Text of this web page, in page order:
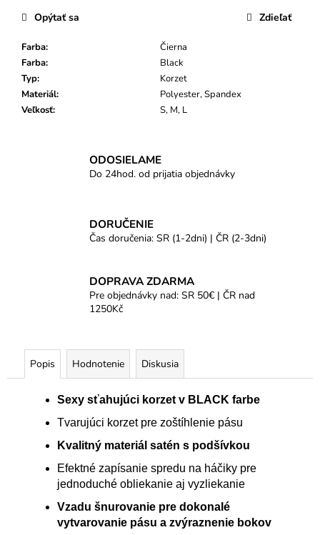
Farba:
Čierna
Farba:
Black
Typ:
Korzet
Materiál:
Polyester, Spandex
Veľkosť: S, M, L
Opýtať sa Zdieľať
ODOSIELAME
Do 24hod. od prijatia objednávky
DORUČENIE
Čas doručenia: SR (1-2dni) | ČR (2-3dni)
DOPRAVA ZDARMA
Pre objednávky nad: SR 50€ | ČR nad
1250Kč
Popis Hodnotenie Diskusia
Sexy sťahujúci korzet v BLACK farbe
Tvarujúci korzet pre zoštíhlenie pásu
Kvalitný materiál satén s podšívkou
Efektné zapísanie spredu na háčiky pre
jednoduché obliekanie aj vyzliekanie
Vzadu šnurovanie pre dokonalé
vytvarovanie pásu a zvýraznenie bokov